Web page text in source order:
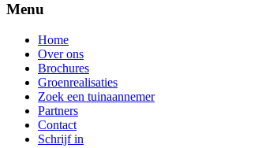
Menu
Home
Over ons
Brochures
Groenrealisaties
Zoek een tuinaannemer
Partners
Contact
Schrijf in